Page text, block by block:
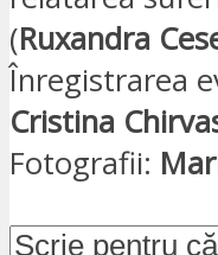
(Ruxandra
Înregistrarea
Cristina
Fotografii: